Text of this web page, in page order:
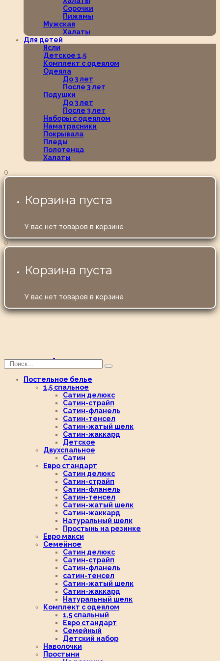
Сорочки
Пижамы
Мужская
Халаты
Для детей
Ясли
Детское 1,5
Комплект с одеялом
Одеяла
До 3 лет
После 3 лет
Подушки
До 3 лет
После 3 лет
Наборы с одеялом
Наматрасники
Покрывала
Пледы
Полотенца
Халаты
0
Корзина пуста
У вас нет товаров в корзине
0
Корзина пуста
У вас нет товаров в корзине
Постельное белье
1,5 спальное
Сатин делюкс
Сатин-страйп
Сатин-фланель
Сатин-тенсел
Сатин-жатый шелк
Сатин-жаккард
Детское
Двухспальное
Сатин
Евро стандарт
Сатин делюкс
Сатин-страйп
Сатин-фланель
Сатин-тенсел
Сатин-жатый шелк
Сатин-жаккард
Натуральный шелк
Простынь на резинке
Евро макси
Семейное
Сатин делюкс
Сатин-страйп
Сатин-фланель
сатин-тенсел
Сатин-жатый шелк
Сатин-жаккард
Натуральный шелк
Комплект с одеялом
1,5 спальный
Евро стандарт
Семейный
Детский набор
Наволочки
Простыни